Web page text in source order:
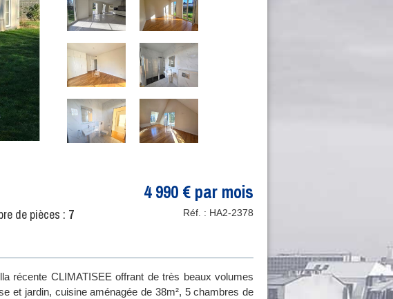
4 990 € par mois
Réf. : HA2-2378
de pièces : 7
récente CLIMATISEE offrant de très beaux volumes
et jardin, cuisine aménagée de 38m², 5 chambres de